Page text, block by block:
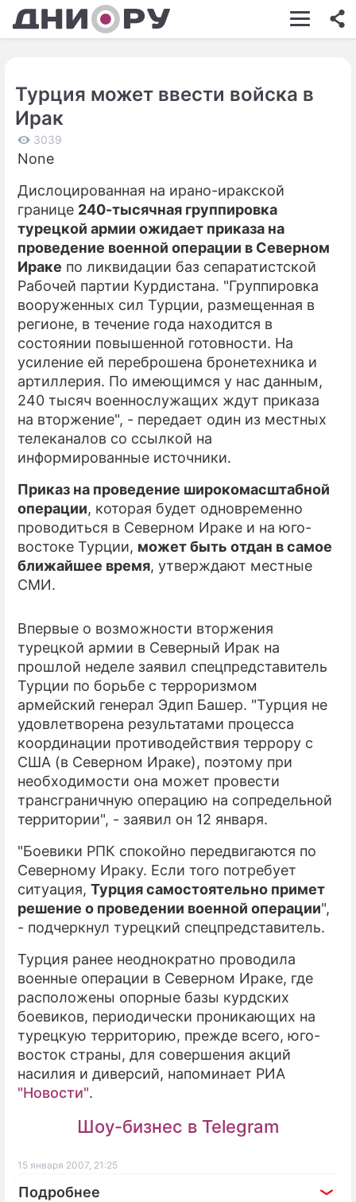
ШОУ-БИЗНЕС
КИНО
ЭКОНОМИКА
ПРОИСШЕСТВИЯ
СОННИК
СТИЛЬ ЖИЗНИ
СЕРИАЛЫ
ПРЕСС-РЕЛИЗЫ
О ПРОЕКТЕ
Турция может ввести войска в
Ирак
3039
None
Дислоцированная на ирано-иракской
границе 240-тысячная группировка
турецкой армии ожидает приказа на
проведение военной операции в Северном
Ираке по ликвидации баз сепаратистской
Рабочей партии Курдистана. "Группировка
вооруженных сил Турции, размещенная в
регионе, в течение года находится в
состоянии повышенной готовности. На
усиление ей переброшена бронетехника и
артиллерия. По имеющимся у нас данным,
240 тысяч военнослужащих ждут приказа
на вторжение", - передает один из местных
телеканалов со ссылкой на
информированные источники.
Приказ на проведение широкомасштабной
операции, которая будет одновременно
проводиться в Северном Ираке и на юго-
востоке Турции, может быть отдан в самое
ближайшее время, утверждают местные
СМИ.
Впервые о возможности вторжения
турецкой армии в Северный Ирак на
прошлой неделе заявил спецпредставитель
Турции по борьбе с терроризмом
армейский генерал Эдип Башер. "Турция не
удовлетворена результатами процесса
координации противодействия террору с
США (в Северном Ираке), поэтому при
необходимости она может провести
трансграничную операцию на сопредельной
территории", - заявил он 12 января.
"Боевики РПК спокойно передвигаются по
Северному Ираку. Если того потребует
ситуация, Турция самостоятельно примет
решение о проведении военной операции",
- подчеркнул турецкий спецпредставитель.
Турция ранее неоднократно проводила
военные операции в Северном Ираке, где
расположены опорные базы курдских
боевиков, периодически проникающих на
турецкую территорию, прежде всего, юго-
восток страны, для совершения акций
насилия и диверсий, напоминает РИА
"Новости".
Шоу-бизнес в Telegram
15 января 2007, 21:25
Подробнее